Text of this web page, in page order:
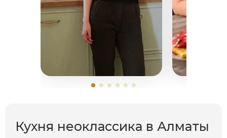
Кухня неоклассика в Алматы